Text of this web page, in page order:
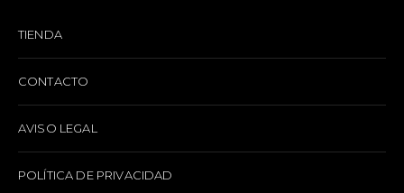
TIENDA
CONTACTO
AVISO LEGAL
POLÍTICA DE PRIVACIDAD